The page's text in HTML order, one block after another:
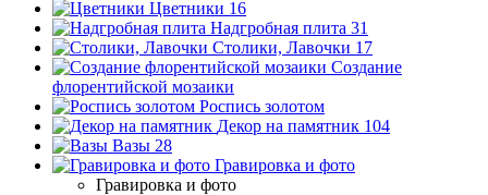
Цветники 16
Надгробная плита 31
Столики, Лавочки 17
Создание
флорентийской мозаики
Роспись золотом
Декор на памятник 104
Вазы 28
Гравировка и фото
Гравировка и фото